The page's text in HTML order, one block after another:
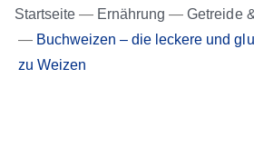
Startseite Ernährung
Getreide
Buchweizen – die leckere und
zu Weizen